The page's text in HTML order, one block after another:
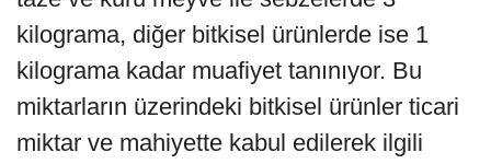
kilograma, diğer bitkisel ürünlerde ise 1
kilograma kadar muafiyet tanınıyor. Bu
miktarların üzerindeki bitkisel ürünler ticari
miktar ve mahiyette kabul edilerek ilgili